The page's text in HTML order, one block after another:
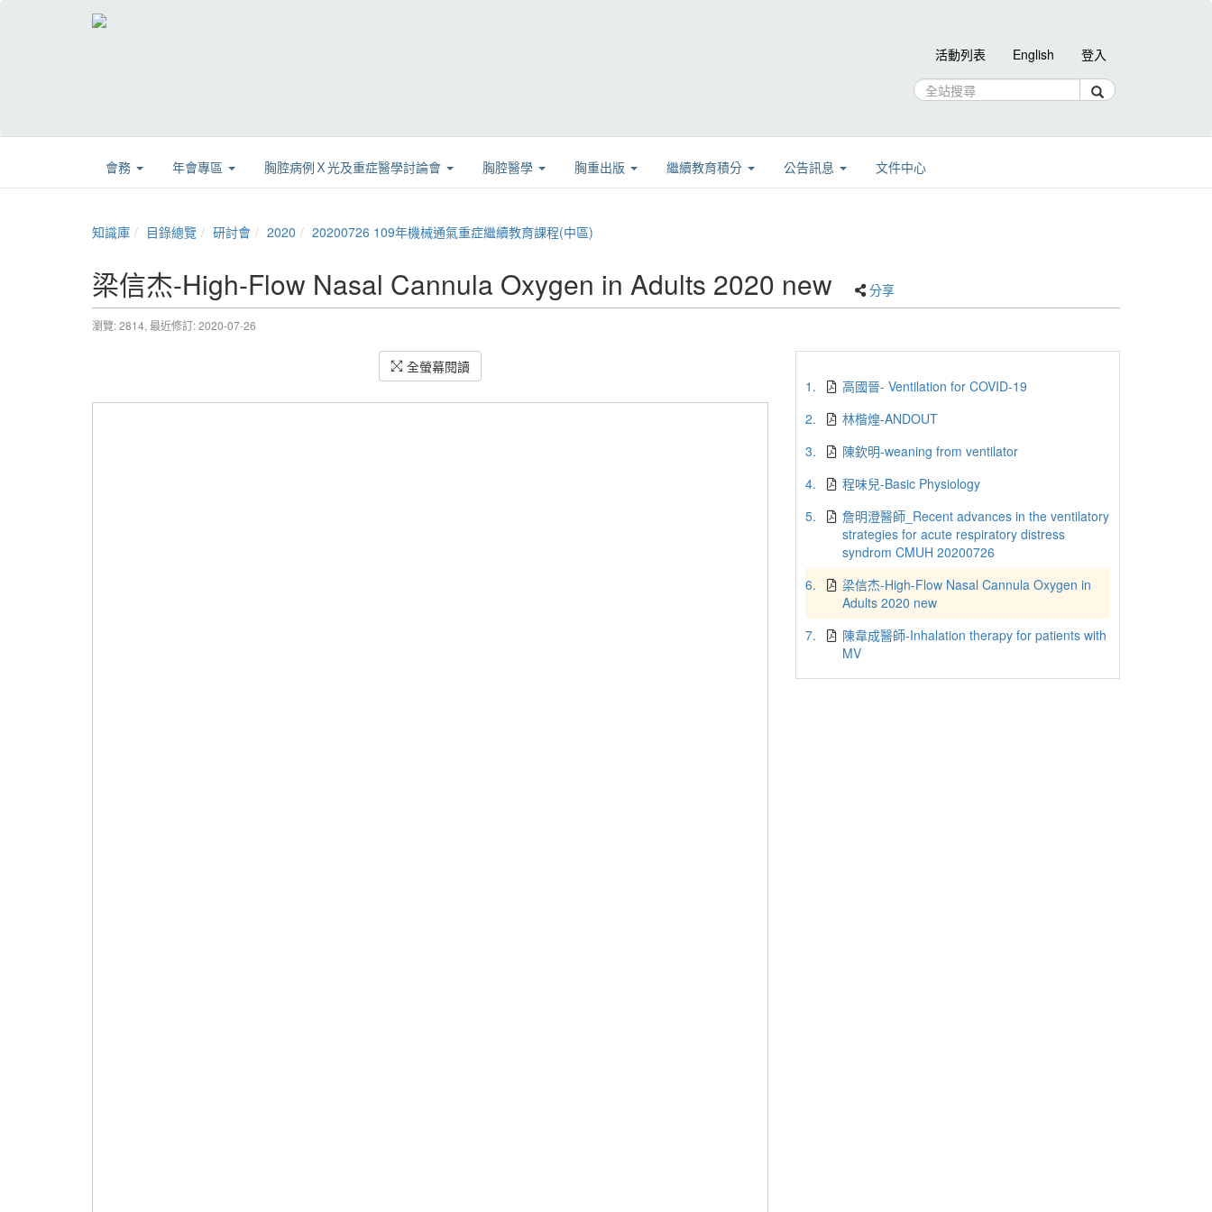
活動列表 English 登入
會務 年會專區 胸腔病例Ｘ光及重症醫學討論會 胸腔醫學 胸重出版 繼續教育積分 公告訊息 文件中心
知識庫 目錄總覽 研討會 2020 20200726 109年機械通氣重症繼續教育課程(中區)
梁信杰-High-Flow Nasal Cannula Oxygen in Adults 2020 new 分享
瀏覽: 2814, 最近修訂: 2020-07-26
全螢幕閱讀
1.
高國晉- Ventilation for COVID-19
2.
林楷煌-ANDOUT
3.
陳欽明-weaning from ventilator
4.
程味兒-Basic Physiology
5.
詹明澄醫師_Recent advances in the ventilatory
strategies for acute respiratory distress
syndrom CMUH 20200726
6.
梁信杰-High-Flow Nasal Cannula Oxygen in
Adults 2020 new
7.
陳韋成醫師-Inhalation therapy for patients with
MV